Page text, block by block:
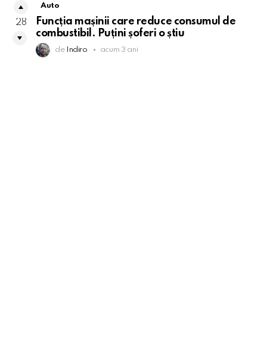
Auto
Funcția mașinii care reduce consumul de
combustibil. Puțini șoferi o știu
de Indiro acum 3 ani
28